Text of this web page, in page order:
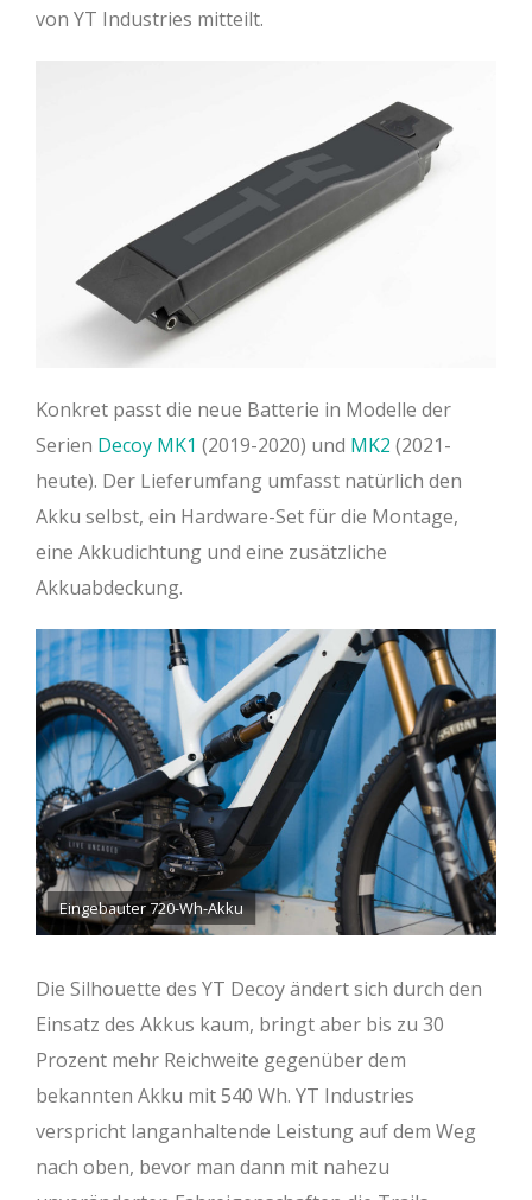
von YT Industries mitteilt.
Konkret passt die neue Batterie in Modelle der
Serien Decoy MK1 (2019-2020) und MK2 (2021-
heute). Der Lieferumfang umfasst natürlich den
Akku selbst, ein Hardware-Set für die Montage,
eine Akkudichtung und eine zusätzliche
Akkuabdeckung.
Eingebauter 720-Wh-Akku
Die Silhouette des YT Decoy ändert sich durch den
Einsatz des Akkus kaum, bringt aber bis zu 30
Prozent mehr Reichweite gegenüber dem
bekannten Akku mit 540 Wh. YT Industries
verspricht langanhaltende Leistung auf dem Weg
nach oben, bevor man dann mit nahezu